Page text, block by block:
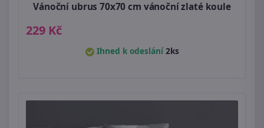
Vánoční ubrus 70x70 cm vánoční zlaté koule
229 Kč
Ihned k odeslání2ks